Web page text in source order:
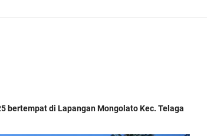
bertempat di Lapangan Mongolato Kec. Telaga